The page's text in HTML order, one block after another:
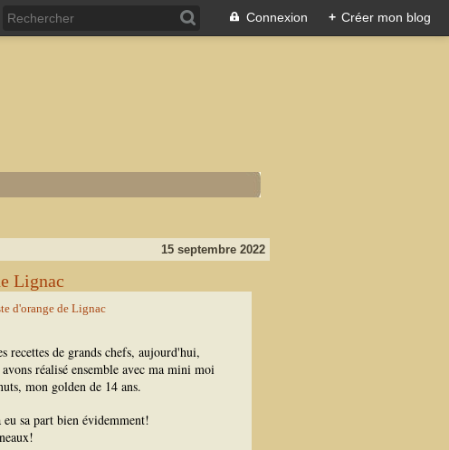
Connexion + Créer mon blog
15 septembre 2022
Lignac
recettes de grands chefs, aujourd'hui,
réalisé ensemble avec ma mini moi
mon golden de 14 ans.
sa part bien évidemment!